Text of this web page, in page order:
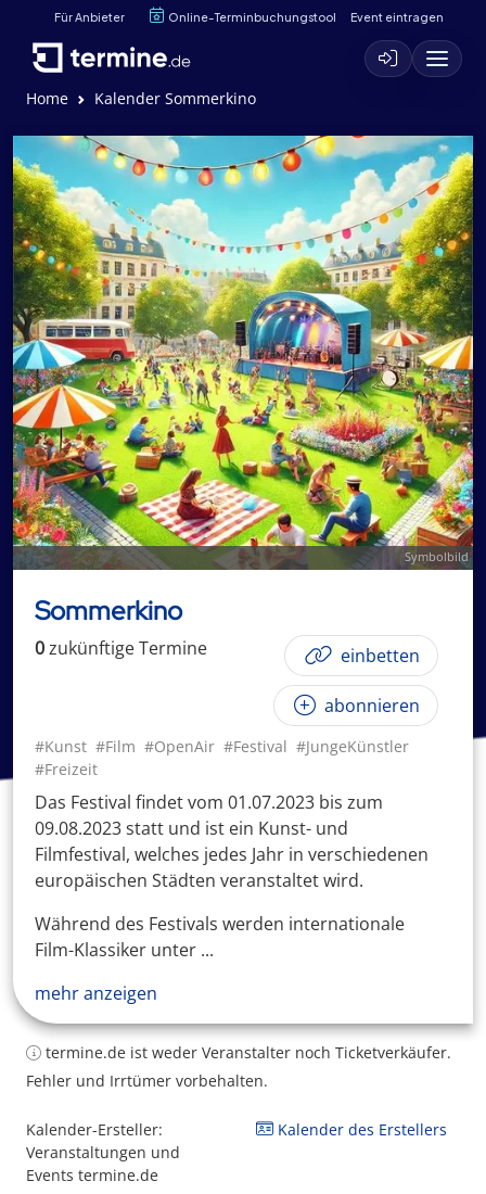
Für Anbieter Online-Terminbuchungstool Event eintragen
Home Kalender Sommerkino
Symbolbild
Sommerkino
0zukünftigeTermine einbetten
abonnieren
#Kunst #Film #OpenAir #Festival #JungeKünstler
#Freizeit
Das Festival findet vom 01.07.2023 bis zum
09.08.2023 statt und ist ein Kunst- und
Filmfestival, welches jedes Jahr in verschiedenen
europäischen Städten veranstaltet wird.
Während des Festivals werden internationale
Film-Klassiker unter ...
mehr anzeigen
termine.de ist weder Veranstalter noch Ticketverkäufer.
Fehler und Irrtümer vorbehalten.
Kalender-Ersteller:
Veranstaltungen und
Events termine.de
Kalender des Erstellers